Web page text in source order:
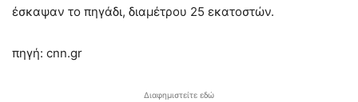
έσκαψαν το πηγάδι, διαμέτρου 25 εκατοστών.
πηγή: cnn.gr
Διαφημιστείτε εδώ